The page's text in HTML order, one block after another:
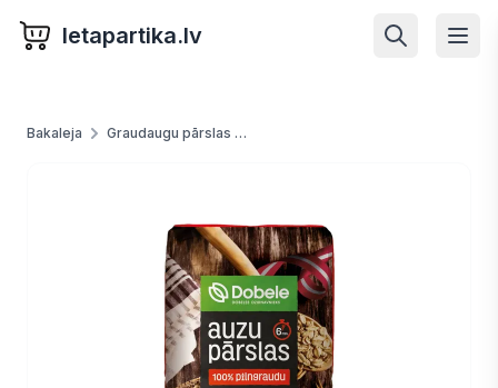
letapartika.lv
Bakaleja Graudaugu pārslas un putras